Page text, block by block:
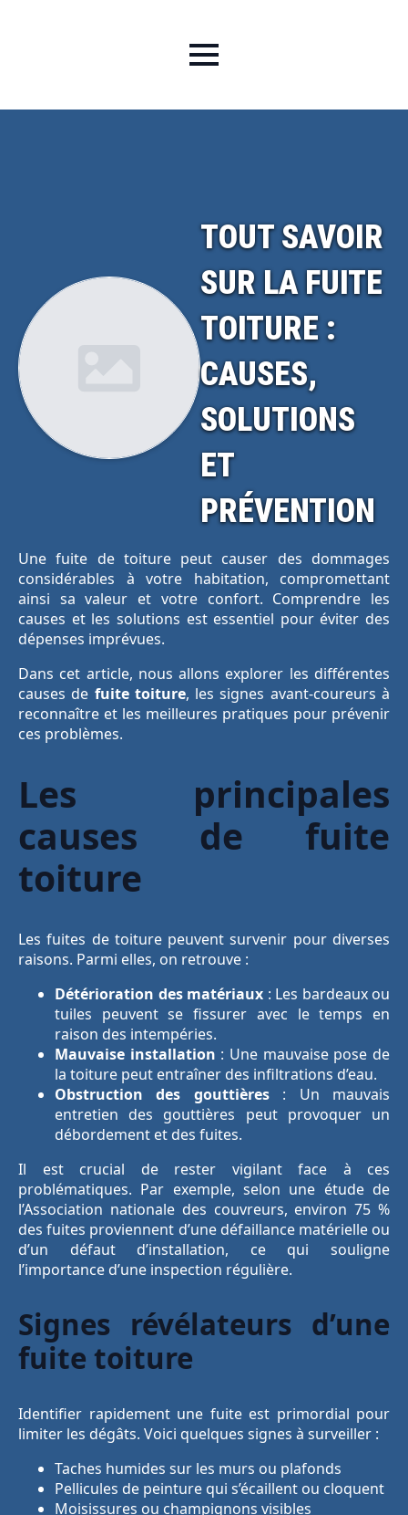
TOUT SAVOIR
SUR LA FUITE
TOITURE :
CAUSES,
SOLUTIONS
ET
PRÉVENTION
Une fuite de toiture peut causer des dommages
considérables à votre habitation, compromettant
ainsi sa valeur et votre confort. Comprendre les
causes et les solutions est essentiel pour éviter des
dépenses imprévues.
Dans cet article, nous allons explorer les différentes
causes de fuite toiture, les signes avant-coureurs à
reconnaître et les meilleures pratiques pour prévenir
ces problèmes.
Les principales
causes de fuite
toiture
Les fuites de toiture peuvent survenir pour diverses
raisons. Parmi elles, on retrouve :
Détérioration des matériaux : Les bardeaux ou
tuiles peuvent se fissurer avec le temps en
raison des intempéries.
Mauvaise installation : Une mauvaise pose de
la toiture peut entraîner des infiltrations d’eau.
Obstruction des gouttières: Un mauvais
entretien des gouttières peut provoquer un
débordement et des fuites.
Il est crucial de rester vigilant face à ces
problématiques. Par exemple, selon une étude de
l’Association nationale des couvreurs, environ 75 %
des fuites proviennent d’une défaillance matérielle ou
d’un défaut d’installation, ce qui souligne
l’importance d’une inspection régulière.
Signes révélateurs d’une
fuite toiture
Identifier rapidement une fuite est primordial pour
limiter les dégâts. Voici quelques signes à surveiller :
Taches humides sur les murs ou plafonds
Pellicules de peinture qui s’écaillent ou cloquent
Moisissures ou champignons visibles